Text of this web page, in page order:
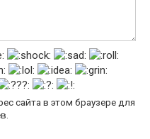
сайта в этом браузере для